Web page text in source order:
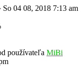
So 04 08, 2018 7:13 am
používateľa MiBi